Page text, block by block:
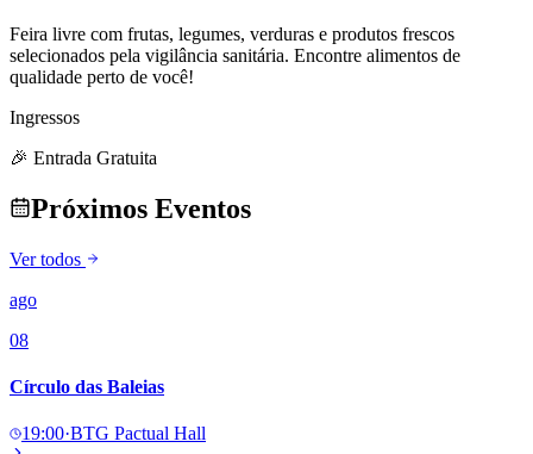
Feira livre com frutas, legumes, verduras e produtos frescos
selecionados pela vigilância sanitária. Encontre alimentos de
qualidade perto de você!
Ingressos
🎉 Entrada Gratuita
Próximos Eventos
Ver todos
ago
08
Círculo das Baleias
19:00·BTG Pactual Hall